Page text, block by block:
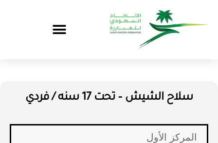
سلاح الشيش – تحت 17 سنه / فردي
المركز الأول